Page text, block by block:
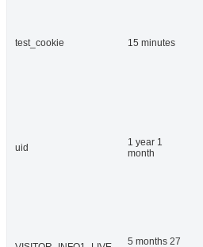
test_cookie 15 minutes
uid
1 year 1
month
5 months 27